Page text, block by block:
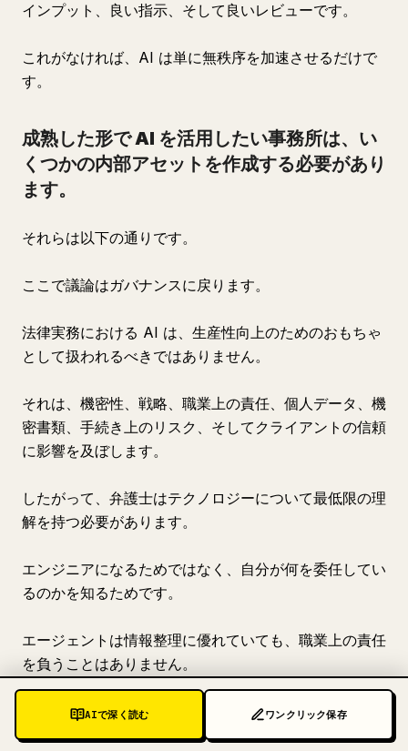
インプット、良い指示、そして良いレビューです。
これがなければ、AI は単に無秩序を加速させるだけで
す。
成熟した形で AI を活用したい事務所は、い
くつかの内部アセットを作成する必要があり
ます。
それらは以下の通りです。
ここで議論はガバナンスに戻ります。
法律実務における AI は、生産性向上のためのおもちゃ
として扱われるべきではありません。
それは、機密性、戦略、職業上の責任、個人データ、機
密書類、手続き上のリスク、そしてクライアントの信頼
に影響を及ぼします。
したがって、弁護士はテクノロジーについて最低限の理
解を持つ必要があります。
エンジニアになるためではなく、自分が何を委任してい
るのかを知るためです。
エージェントは情報整理に優れていても、職業上の責任
を負うことはありません。
LLM は起草は非常に得意でも、その法的主張がそのク
ライアントにとって最善かどうかは分かりません。
AIで深く読む ワンクリック保存